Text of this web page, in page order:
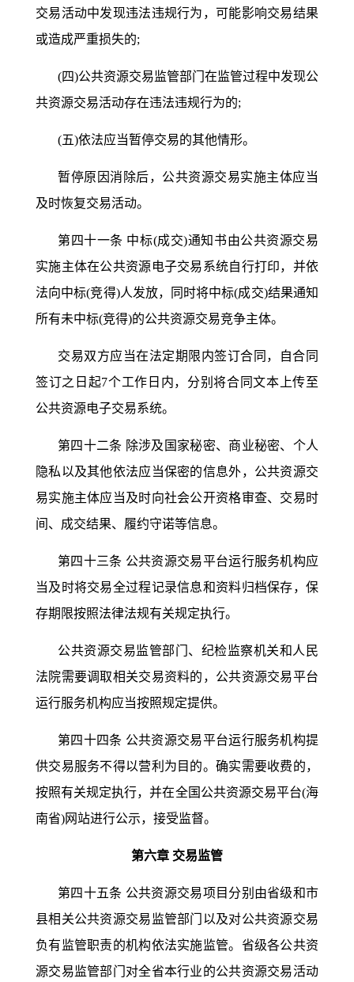
交易活动中发现违法违规行为，可能影响交易结果
或造成严重损失的;
(四)公共资源交易监管部门在监管过程中发现公
共资源交易活动存在违法违规行为的;
(五)依法应当暂停交易的其他情形。
暂停原因消除后，公共资源交易实施主体应当
及时恢复交易活动。
第四十一条 中标(成交)通知书由公共资源交易
实施主体在公共资源电子交易系统自行打印，并依
法向中标(竞得)人发放，同时将中标(成交)结果通知
所有未中标(竞得)的公共资源交易竞争主体。
交易双方应当在法定期限内签订合同，自合同
签订之日起7个工作日内，分别将合同文本上传至
公共资源电子交易系统。
第四十二条 除涉及国家秘密、商业秘密、个人
隐私以及其他依法应当保密的信息外，公共资源交
易实施主体应当及时向社会公开资格审查、交易时
间、成交结果、履约守诺等信息。
第四十三条 公共资源交易平台运行服务机构应
当及时将交易全过程记录信息和资料归档保存，保
存期限按照法律法规有关规定执行。
公共资源交易监管部门、纪检监察机关和人民
法院需要调取相关交易资料的，公共资源交易平台
运行服务机构应当按照规定提供。
第四十四条 公共资源交易平台运行服务机构提
供交易服务不得以营利为目的。确实需要收费的，
按照有关规定执行，并在全国公共资源交易平台(海
南省)网站进行公示，接受监督。
第六章 交易监管
第四十五条 公共资源交易项目分别由省级和市
县相关公共资源交易监管部门以及对公共资源交易
负有监管职责的机构依法实施监管。省级各公共资
源交易监管部门对全省本行业的公共资源交易活动